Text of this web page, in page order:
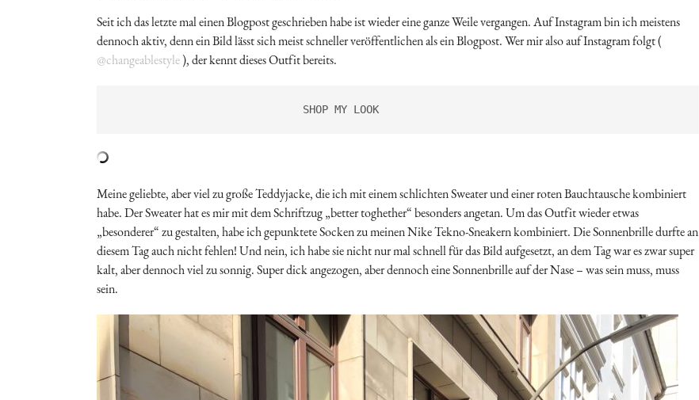
Seit ich das letzte mal einen Blogpost geschrieben habe ist wieder eine ganze Weile vergangen. Auf Instagram bin ich meistens
dennoch aktiv, denn ein Bild lässt sich meist schneller veröffentlichen als ein Blogpost. Wer mir also auf Instagram folgt (
@changeablestyle), der kennt dieses Outfit bereits.
                              SHOP MY LOOK
Meine geliebte, aber viel zu große Teddyjacke, die ich mit einem schlichten Sweater und einer roten Bauchtausche kombiniert
habe. Der Sweater hat es mir mit dem Schriftzug „better toghether“ besonders angetan. Um das Outfit wieder etwas
„besonderer“ zu gestalten, habe ich gepunktete Socken zu meinen Nike Tekno-Sneakern kombiniert. Die Sonnenbrille durfte an
diesem Tag auch nicht fehlen! Und nein, ich habe sie nicht nur mal schnell für das Bild aufgesetzt, an dem Tag war es zwar super
kalt, aber dennoch viel zu sonnig. Super dick angezogen, aber dennoch eine Sonnenbrille auf der Nase – was sein muss, muss
sein.